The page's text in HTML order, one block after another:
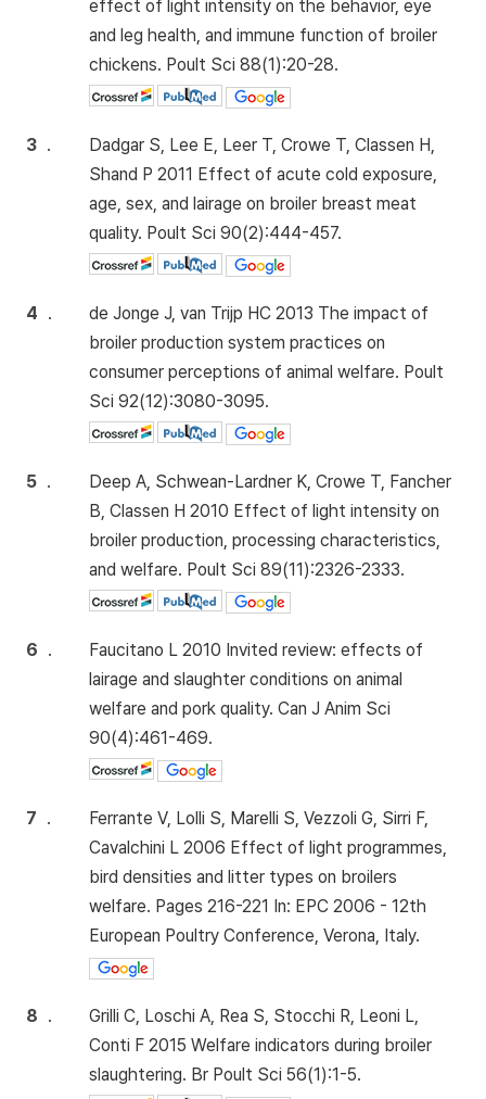
effect of light intensity on the behavior, eye
and leg health, and immune function of broiler
chickens. Poult Sci 88(1):20-28.
3 .
Dadgar S, Lee E, Leer T, Crowe T, Classen H,
Shand P 2011 Effect of acute cold exposure,
age, sex, and lairage on broiler breast meat
quality. Poult Sci 90(2):444-457.
4 .
de Jonge J, van Trijp HC 2013 The impact of
broiler production system practices on
consumer perceptions of animal welfare. Poult
Sci 92(12):3080-3095.
5 .
Deep A, Schwean-Lardner K, Crowe T, Fancher
B, Classen H 2010 Effect of light intensity on
broiler production, processing characteristics,
and welfare. Poult Sci 89(11):2326-2333.
6 .
Faucitano L 2010 Invited review: effects of
lairage and slaughter conditions on animal
welfare and pork quality. Can J Anim Sci
90(4):461-469.
7 .
Ferrante V, Lolli S, Marelli S, Vezzoli G, Sirri F,
Cavalchini L 2006 Effect of light programmes,
bird densities and litter types on broilers
welfare. Pages 216-221 In: EPC 2006 - 12th
European Poultry Conference, Verona, Italy.
8 .
Grilli C, Loschi A, Rea S, Stocchi R, Leoni L,
Conti F 2015 Welfare indicators during broiler
slaughtering. Br Poult Sci 56(1):1-5.